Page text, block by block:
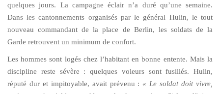
quelques jours. La campagne éclair n’a duré qu’une semaine.
Dans les cantonnements organisés par le général Hulin, le tout
nouveau commandant de la place de Berlin, les soldats de la
Garde retrouvent un minimum de confort.
Les hommes sont logés chez l’habitant en bonne entente. Mais la
discipline reste sévère : quelques voleurs sont fusillés. Hulin,
réputé dur et impitoyable, avait prévenu : « Le soldat doit vivre,